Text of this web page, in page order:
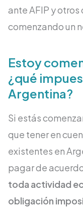
ante AFIP y
comenzando un
Estoy
¿qué
Argentina?
Si estás
que tener en
existentes en
pagar de
toda actividad
obligación